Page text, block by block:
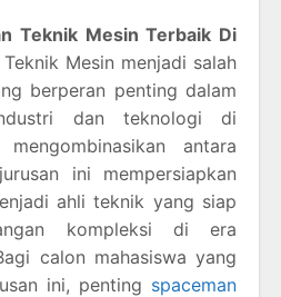
Teknik Mesin Terbaik Di
Mesin menjadi salah
berperan penting dalam
dan teknologi di
antara
ini mempersiapkan
ahli teknik yang siap
kompleksi di era
calon mahasiswa yang
ini, penting spaceman